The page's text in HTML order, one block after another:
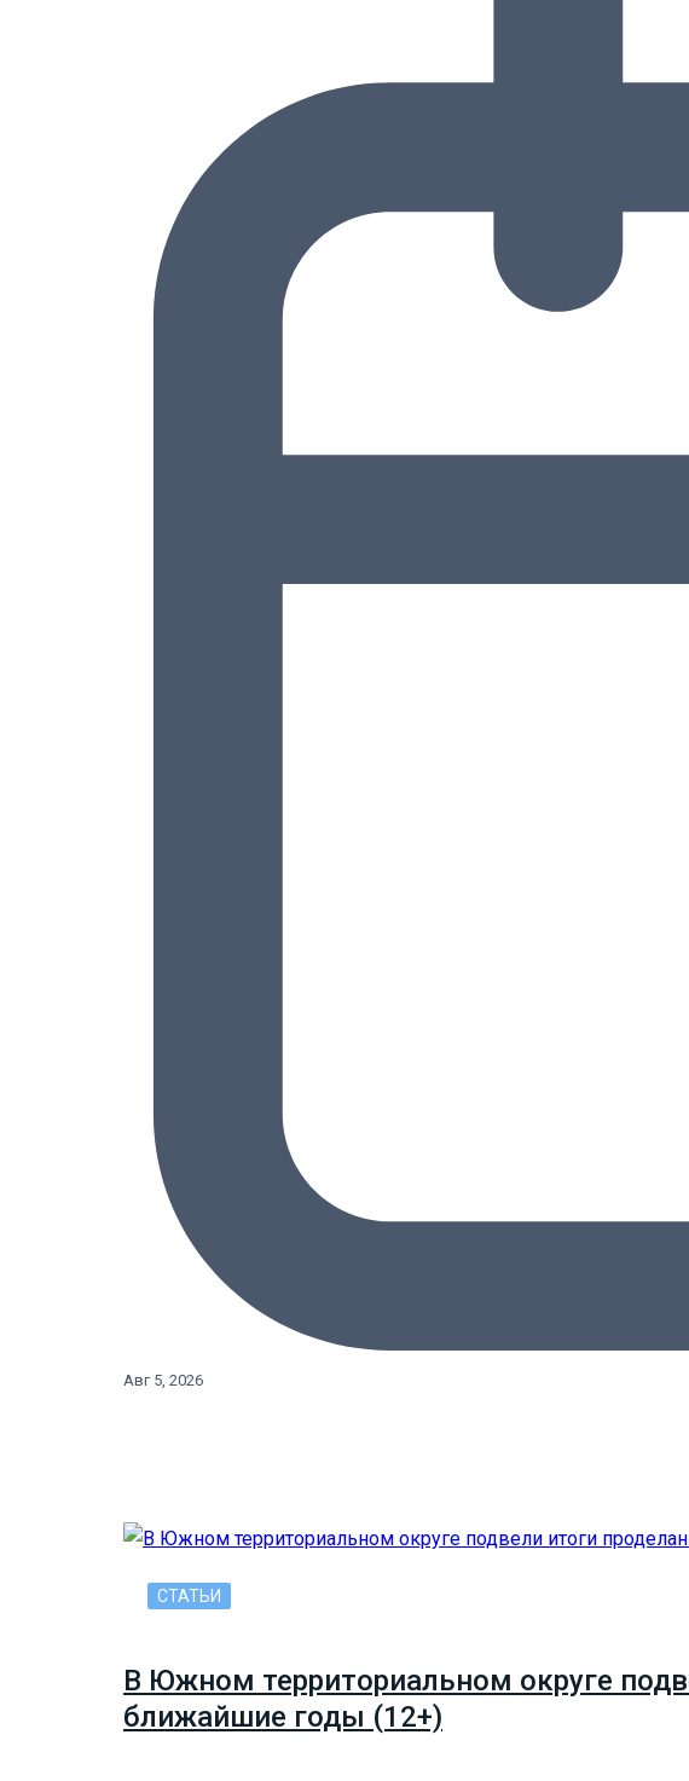
Авг 5, 2026
СТАТЬИ
В Южном территориальном округе
ближайшие годы (12+)